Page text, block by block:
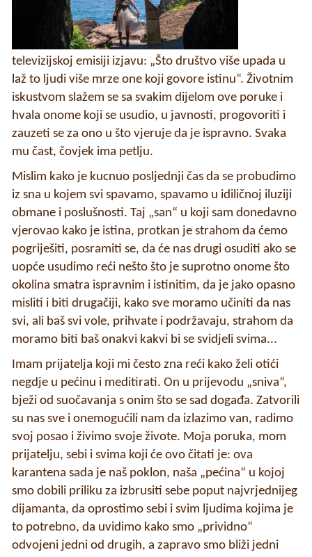
televizijskoj emisiji izjavu: „Što društvo više upada u
laž to ljudi više mrze one koji govore istinu“. Životnim
iskustvom slažem se sa svakim dijelom ove poruke i
hvala onome koji se usudio, u javnosti, progovoriti i
zauzeti se za ono u što vjeruje da je ispravno. Svaka
mu čast, čovjek ima petlju.
Mislim kako je kucnuo posljednji čas da se probudimo
iz sna u kojem svi spavamo, spavamo u idiličnoj iluziji
obmane i poslušnosti. Taj „san“ u koji sam donedavno
vjerovao kako je istina, protkan je strahom da ćemo
pogriješiti, posramiti se, da će nas drugi osuditi ako se
uopće usudimo reći nešto što je suprotno onome što
okolina smatra ispravnim i istinitim, da je jako opasno
misliti i biti drugačiji, kako sve moramo učiniti da nas
svi, ali baš svi vole, prihvate i podržavaju, strahom da
moramo biti baš onakvi kakvi bi se svidjeli svima...
Imam prijatelja koji mi često zna reći kako želi otići
negdje u pećinu i meditirati. On u prijevodu „sniva“,
bježi od suočavanja s onim što se sad događa. Zatvorili
su nas sve i onemogućili nam da izlazimo van, radimo
svoj posao i živimo svoje živote. Moja poruka, mom
prijatelju, sebi i svima koji će ovo čitati je: ova
karantena sada je naš poklon, naša „pećina“ u kojoj
smo dobili priliku za izbrusiti sebe poput najvrjednijeg
dijamanta, da oprostimo sebi i svim ljudima kojima je
to potrebno, da uvidimo kako smo „prividno“
odvojeni jedni od drugih, a zapravo smo bliži jedni